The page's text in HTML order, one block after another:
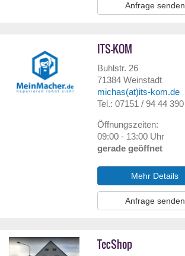
Anfrage senden
ITS-KOM
Buhlstr. 26
71384 Weinstadt
michas(at)its-kom.de
Tel.: 07151 / 94 44 390
Öffnungszeiten:
09:00 - 13:00 Uhr
gerade geöffnet
Mehr Details
Anfrage senden
TecShop